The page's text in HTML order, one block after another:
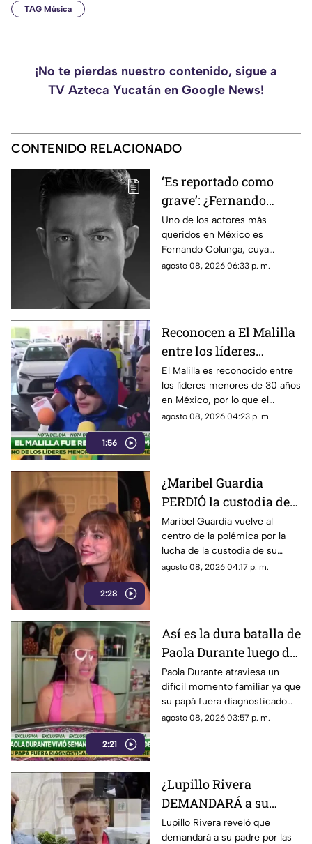
TAG Música
¡No te pierdas nuestro contenido, sigue a
TV Azteca Yucatán en Google News!
CONTENIDO RELACIONADO
‘Es reportado como
grave’: ¿Fernando
Colunga murió? VIDEO
sobre su presunto
fallecimiento se vuelve
viral
Uno de los actores más
queridos en México es
Fernando Colunga, cuya
presunta muerte circula en
agosto 08, 2026 06:33 p. m.
1:56
Reconocen a El Malilla
entre los líderes
menores de 30 años en
México y así lo celebró
El Malilla es reconocido entre
los líderes menores de 30 años
en México, por lo que el
cantante celebra este logro y
agosto 08, 2026 04:23 p. m.
2:28
¿Maribel Guardia
PERDIÓ la custodia de
su nieto? Esto es lo que
se sabe
Maribel Guardia vuelve al
centro de la polémica por la
lucha de la custodia de su
nieto José Julián; esto es lo
agosto 08, 2026 04:17 p. m.
2:21
Así es la dura batalla de
Paola Durante luego de
que su papá fuera
diagnosticado con un
tumor cerebral
Paola Durante atraviesa un
difícil momento familiar ya que
su papá fuera diagnosticado
con un tumor cerebral, lo cual
agosto 08, 2026 03:57 p. m.
¿Lupillo Rivera
DEMANDARÁ a su
padre por regalías de
Lupillo Rivera reveló que
demandará a su padre por las